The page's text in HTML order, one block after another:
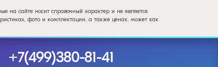
на сайте носит справочный характер и не является
фото и комплектации, а также ценах, может как
+7(499)380-81-41